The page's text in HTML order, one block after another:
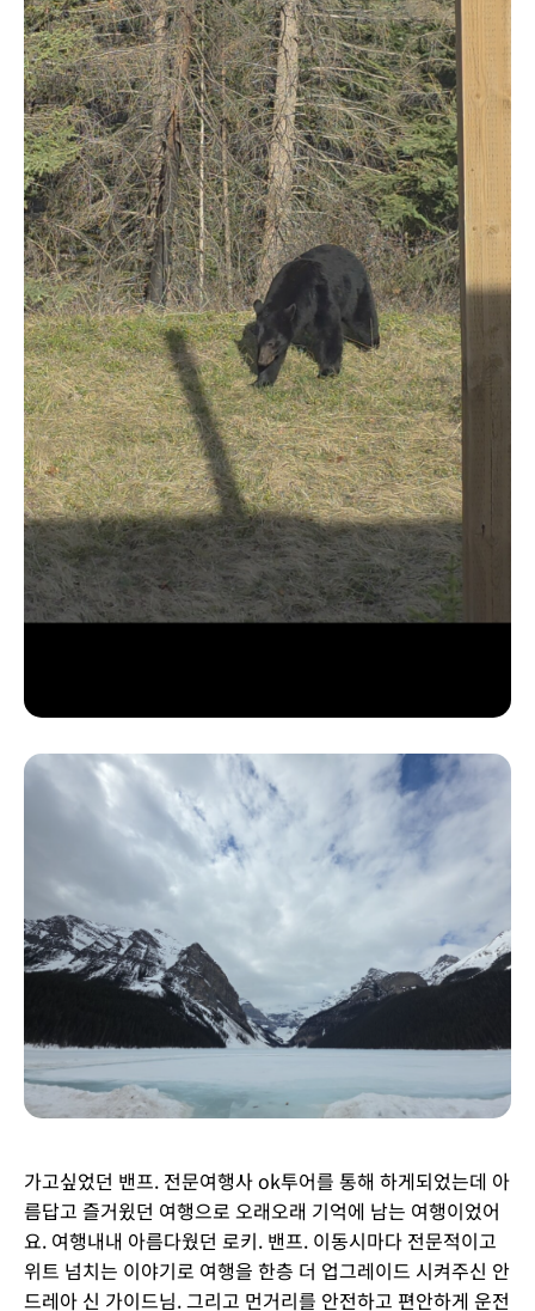
가고싶었던 밴프. 전문여행사 ok투어를 통해 하게되었는데 아
름답고 즐거윘던 여행으로 오래오래 기억에 남는 여행이었어
요. 여행내내 아름다웠던 로키. 밴프. 이동시마다 전문적이고
위트 넘치는 이야기로 여행을 한층 더 업그레이드 시켜주신 안
드레아 신 가이드님. 그리고 먼거리를 안전하고 편안하게 운전